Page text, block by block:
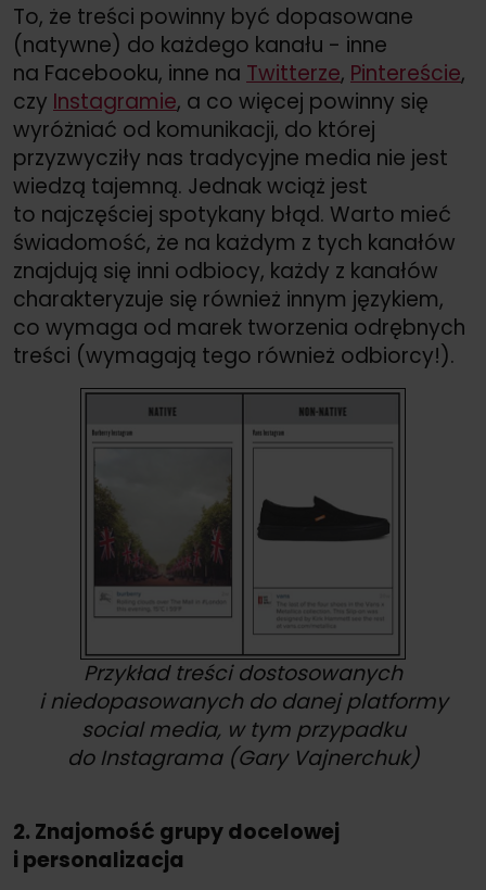
To, że treści powinny być dopasowane
(natywne) do każdego kanału - inne
na Facebooku, inne na Twitterze, Pintereście,
czy Instagramie, a co więcej powinny się
wyróżniać od komunikacji, do której
przyzwycziły nas tradycyjne media nie jest
wiedzą tajemną. Jednak wciąż jest
to najczęściej spotykany błąd. Warto mieć
świadomość, że na każdym z tych kanałów
znajdują się inni odbiocy, każdy z kanałów
charakteryzuje się również innym językiem,
co wymaga od marek tworzenia odrębnych
treści (wymagają tego również odbiorcy!).
Przykład treści dostosowanych
i niedopasowanych do danej platformy
social media, w tym przypadku
do Instagrama (Gary Vajnerchuk)
2. Znajomość grupy docelowej
i personalizacja